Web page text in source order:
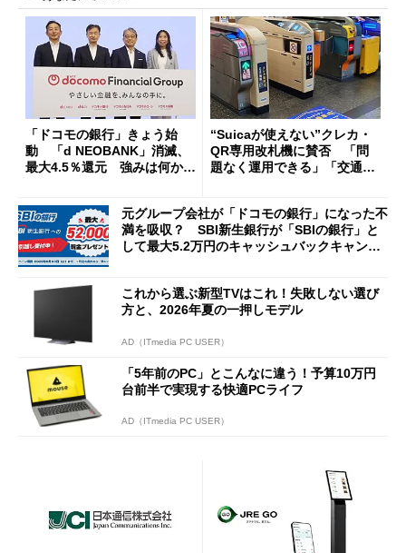
「ドコモの銀行」きょう始
動 「d NEOBANK」消滅、
最大4.5％還元 強みは何か解
“Suicaが使えない”クレカ・
QR専用改札機に賛否 「問
題なく運用できる」「交通系I
元グループ会社が「ドコモの銀行」になった不
満を吸収？ SBI新生銀行が「SBIの銀行」と
して最大5.2万円のキャッシュバックキャンペ
これから選ぶ新型TVはこれ！失敗しない選び
方と、2026年夏の一押しモデル
AD（ITmedia PC USER）
「5年前のPC」とこんなに違う！予算10万円
台前半で実現する快適PCライフ
AD（ITmedia PC USER）